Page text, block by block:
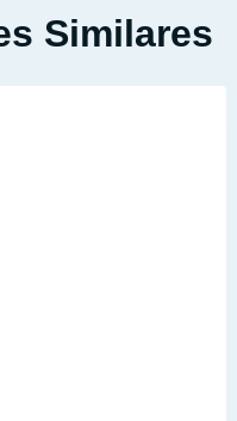
Similares